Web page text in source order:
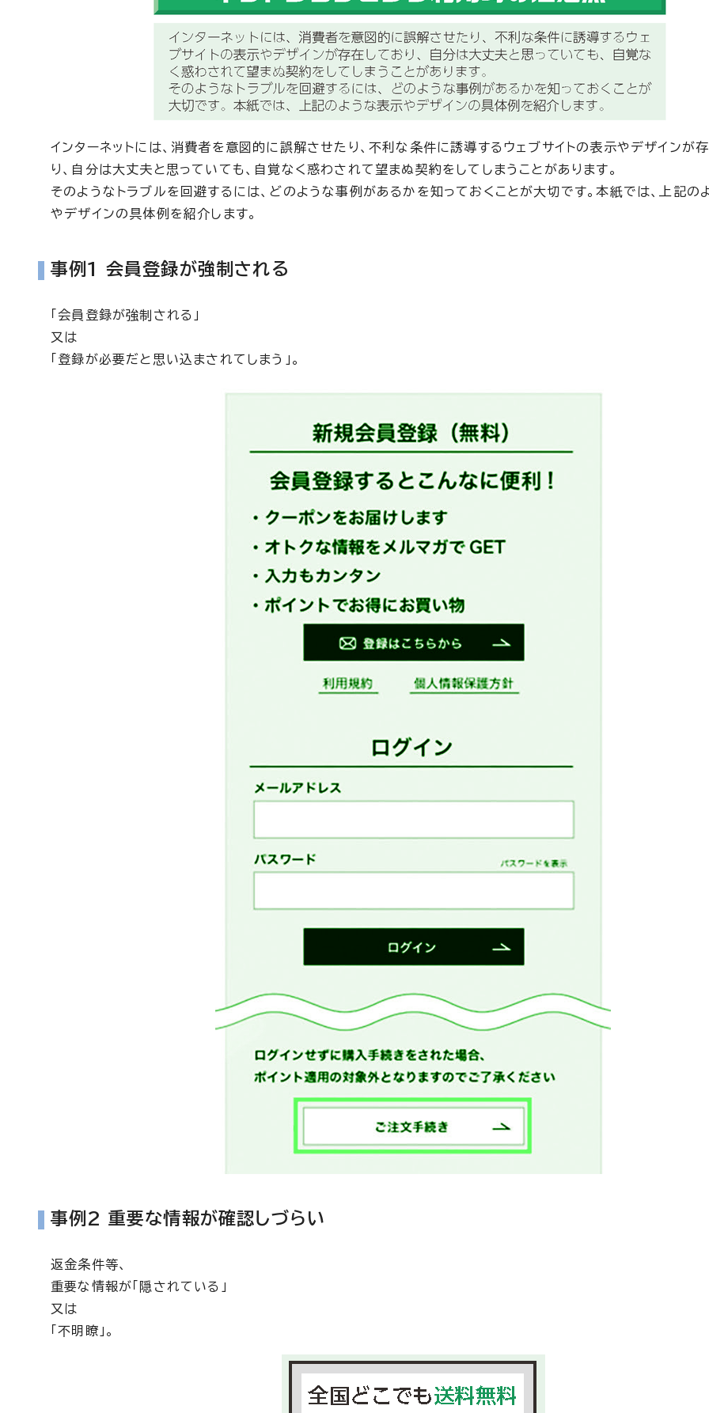
インターネットには、消費者を意図的に誤解させたり、不利な条件に誘導するウェブサイトの表示やデザインが
り、自分は大丈夫と思っていても、自覚なく惑わされて望まぬ契約をしてしまうことがあります。
そのようなトラブルを回避するには、どのような事例があるかを知っておくことが大切です。本紙では、上記の
やデザインの具体例を紹介します。
事例1 会員登録が強制される
「会員登録が強制される」
又は
「登録が必要だと思い込まされてしまう」。
事例2 重要な情報が確認しづらい
返金条件等、
重要な情報が「隠されている」
又は
「不明瞭」。